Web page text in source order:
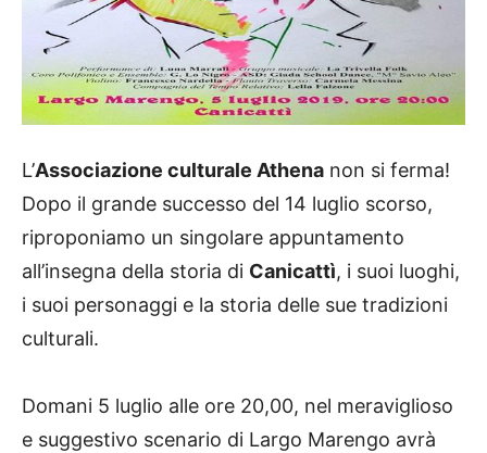
L’Associazione culturale Athena non si ferma!
Dopo il grande successo del 14 luglio scorso,
riproponiamo un singolare appuntamento
all’insegna della storia di Canicattì, i suoi luoghi,
i suoi personaggi e la storia delle sue tradizioni
culturali.
Domani 5 luglio alle ore 20,00, nel meraviglioso
e suggestivo scenario di Largo Marengo avrà